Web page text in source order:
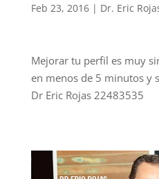
Feb 23, 2016| Dr. Eric
Mejorar tu perfil es muy
en menos de 5 minutos y
Dr Eric Rojas 22483535